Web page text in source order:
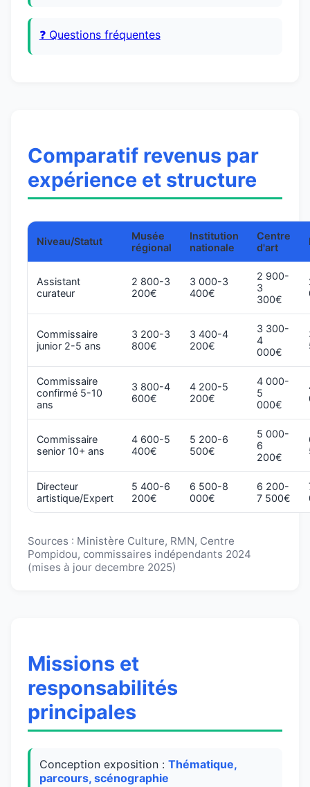
❓ Questions fréquentes
Comparatif revenus par
expérience et structure
Niveau/Statut
Musée
régional
Institution
nationale
Centre
d'art
Assistant
curateur
2 800-3
200€
3 000-3
400€
2 900-
3
300€
Commissaire
junior 2-5 ans
3 200-3
800€
3 400-4
200€
3 300-
4
000€
Commissaire
confirmé 5-10
ans
3 800-4
600€
4 200-5
200€
4 000-
5
000€
Commissaire
senior 10+ ans
4 600-5
400€
5 200-6
500€
5 000-
6
200€
Directeur
artistique/Expert
5 400-6
200€
6 500-8
000€
6 200-
7 500€
Sources : Ministère Culture, RMN, Centre
Pompidou, commissaires indépendants 2024
(mises à jour decembre 2025)
Missions et
responsabilités
principales
Conception exposition : Thématique,
parcours, scénographie